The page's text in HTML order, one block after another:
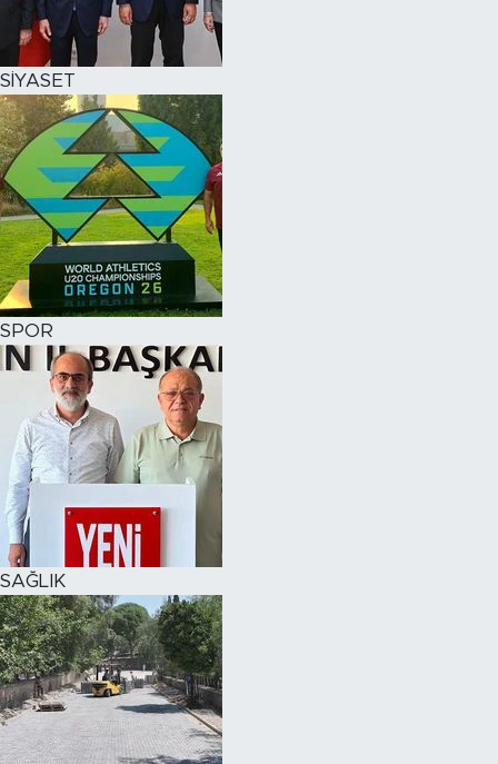
SİYASET
SPOR
SAĞLIK